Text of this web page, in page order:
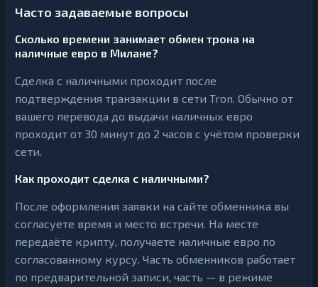
Часто задаваемые вопросы
Сколько времени занимает обмен трона на
наличные евро в Милане?
Сделка с наличными проходит после
подтверждения транзакции в сети Tron. Обычно от
вашего перевода до выдачи наличных евро
проходит от 30 минут до 2 часов с учётом проверки
сети.
Как проходит сделка с наличными?
После оформления заявки на сайте обменника вы
согласуете время и место встречи. На месте
передаёте крипту, получаете наличные евро по
согласованному курсу. Часть обменников работает
по предварительной записи, часть — в режиме